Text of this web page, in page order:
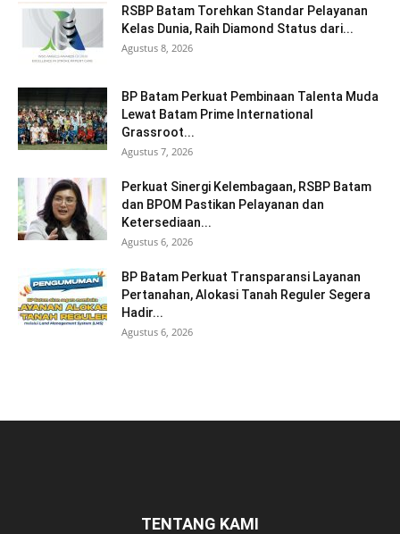
RSBP Batam Torehkan Standar Pelayanan
Kelas Dunia, Raih Diamond Status dari...
Agustus 8, 2026
BP Batam Perkuat Pembinaan Talenta Muda
Lewat Batam Prime International
Grassroot...
Agustus 7, 2026
Perkuat Sinergi Kelembagaan, RSBP Batam
dan BPOM Pastikan Pelayanan dan
Ketersediaan...
Agustus 6, 2026
BP Batam Perkuat Transparansi Layanan
Pertanahan, Alokasi Tanah Reguler Segera
Hadir...
Agustus 6, 2026
TENTANG KAMI